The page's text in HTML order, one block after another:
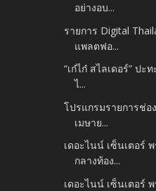
อย่างอบ...
รายการ Digital
แพลตฟอ...
“เก๋ไก๋ สไลเดอร์” ปะ
ไ...
โปรแกรมรายการช่
เมษาย...
เดอะไนน์ เซ็นเตอร์
กลางท้อง...
เดอะไนน์ เซ็นเตอร์